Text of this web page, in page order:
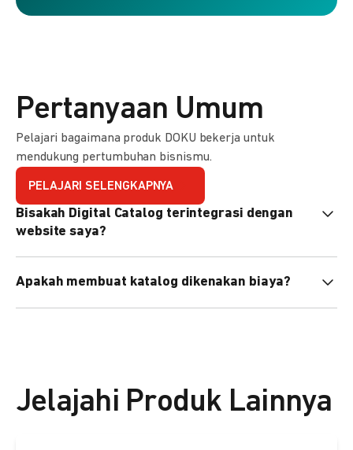
Pertanyaan Umum
Pelajari bagaimana produk DOKU bekerja untuk
mendukung pertumbuhan bisnismu.
PELAJARI SELENGKAPNYA
Bisakah Digital Catalog terintegrasi dengan
website saya?
atau menyematkan QR code di website Anda.
Apakah membuat katalog dikenakan biaya?
Jelajahi Produk Lainnya